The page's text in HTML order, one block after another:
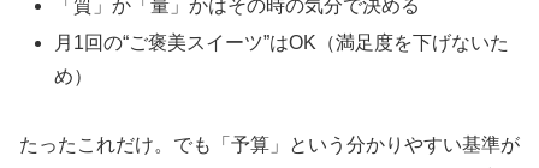
「質」か「量」かはその時の気分で決める
月1回の“ご褒美スイーツ”はOK（満足度を下げないた
め）
たったこれだけ。でも「予算」という分かりやすい基準が